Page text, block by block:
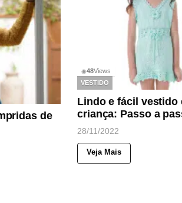
de
◉48Views
VESTIDO
Lindo e fácil vestido
criança: Passo a
28/11/2022
Veja Mais